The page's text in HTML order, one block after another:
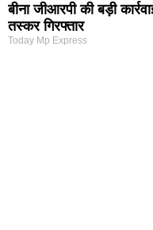
बीना जीआरपी की बड़ी
तस्कर गिरफ्तार
Today Mp Express